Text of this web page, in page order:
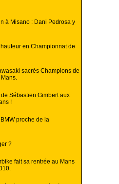
à Misano : Dani Pedrosa y
en Championnat de
sacrés Champions de
Sébastien Gimbert aux
!
proche de la
?
fait sa rentrée au Mans